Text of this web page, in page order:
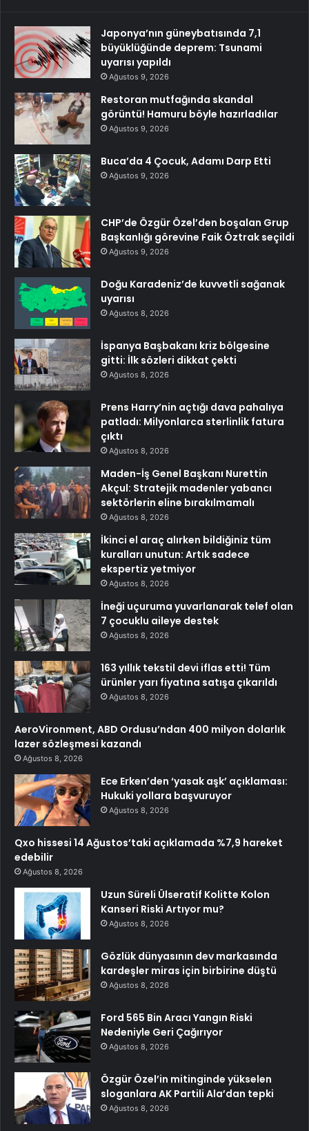
Japonya’nın güneybatısında 7,1
büyüklüğünde deprem: Tsunami
uyarısı yapıldı
Ağustos 9, 2026
Restoran mutfağında skandal
görüntü! Hamuru böyle hazırladılar
Ağustos 9, 2026
Buca’da 4 Çocuk, Adamı Darp Etti
Ağustos 9, 2026
CHP’de Özgür Özel’den boşalan Grup
Başkanlığı görevine Faik Öztrak seçildi
Ağustos 9, 2026
Doğu Karadeniz’de kuvvetli sağanak
uyarısı
Ağustos 8, 2026
İspanya Başbakanı kriz bölgesine
gitti: İlk sözleri dikkat çekti
Ağustos 8, 2026
Prens Harry’nin açtığı dava pahalıya
patladı: Milyonlarca sterlinlik fatura
çıktı
Ağustos 8, 2026
Maden-İş Genel Başkanı Nurettin
Akçul: Stratejik madenler yabancı
sektörlerin eline bırakılmamalı
Ağustos 8, 2026
İkinci el araç alırken bildiğiniz tüm
kuralları unutun: Artık sadece
ekspertiz yetmiyor
Ağustos 8, 2026
İneği uçuruma yuvarlanarak telef olan
7 çocuklu aileye destek
Ağustos 8, 2026
163 yıllık tekstil devi iflas etti! Tüm
ürünler yarı fiyatına satışa çıkarıldı
Ağustos 8, 2026
AeroVironment, ABD Ordusu’ndan 400 milyon dolarlık
lazer sözleşmesi kazandı
Ağustos 8, 2026
Ece Erken’den ‘yasak aşk’ açıklaması:
Hukuki yollara başvuruyor
Ağustos 8, 2026
Qxo hissesi 14 Ağustos’taki açıklamada %7,9 hareket
edebilir
Ağustos 8, 2026
Uzun Süreli Ülseratif Kolitte Kolon
Kanseri Riski Artıyor mu?
Ağustos 8, 2026
Gözlük dünyasının dev markasında
kardeşler miras için birbirine düştü
Ağustos 8, 2026
Ford 565 Bin Aracı Yangın Riski
Nedeniyle Geri Çağırıyor
Ağustos 8, 2026
Özgür Özel’in mitinginde yükselen
sloganlara AK Partili Ala’dan tepki
Ağustos 8, 2026